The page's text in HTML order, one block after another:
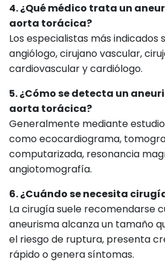
4. ¿Qué médico trata un
aorta torácica?
Los especialistas más indicados
angiólogo, cirujano vascular,
cardiovascular y cardiólogo.
5. ¿Cómo se detecta un
aorta torácica?
Generalmente mediante
como ecocardiograma,
computarizada, resonancia
angiotomografía.
6. ¿Cuándo se necesita
La cirugía suele recomendarse
aneurisma alcanza un tamaño
el riesgo de ruptura, presenta
rápido o genera síntomas.